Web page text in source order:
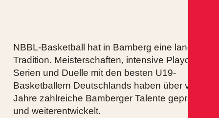
NBBL-Basketball hat in Bamberg eine lange
Tradition. Meisterschaften, intensive Playoff-
Serien und Duelle mit den besten U19-
Basketballern Deutschlands haben über viele
Jahre zahlreiche Bamberger Talente geprägt
und weiterentwickelt.